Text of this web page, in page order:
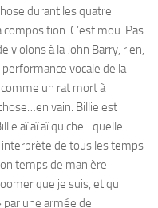
durant les quatre
C’est mou. Pas
violons à la John Barry, rien,
vocale de la
un rat mort à
vain. Billie est
aï aï aï quiche…quelle
interprète de tous les temps
temps de manière
que je suis, et qui
par une armée de